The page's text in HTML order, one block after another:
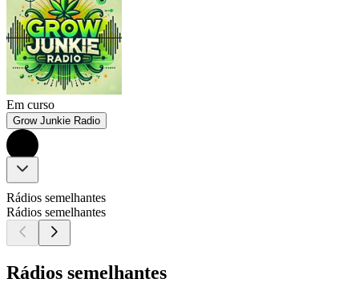
Em curso
Grow Junkie Radio
Rádios semelhantes
Rádios semelhantes
Rádios semelhantes